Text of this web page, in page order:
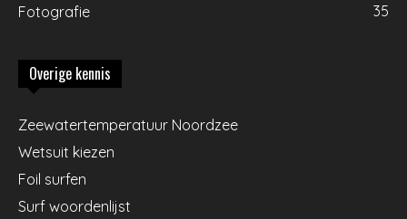
Fotografie
35
Overige kennis
Zeewatertemperatuur Noordzee
Wetsuit kiezen
Foil surfen
Surf woordenlijst